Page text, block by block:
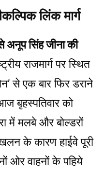
लिंक मार्ग
सिंह जीना की
राजमार्ग पर स्थित
से एक बार फिर डराने
बृहस्पतिवार को
में मलबे और बोल्डरों
के कारण हाईवे पूरी
ओर वाहनों के पहिये